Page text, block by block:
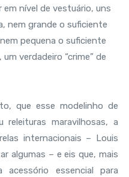
nível de vestuário, uns
nem grande o suficiente
pequena o suficiente
verdadeiro “crime” de
que esse modelinho de
maravilhosas, a
internacionais – Louis
algumas – e eis que, mais
essencial para